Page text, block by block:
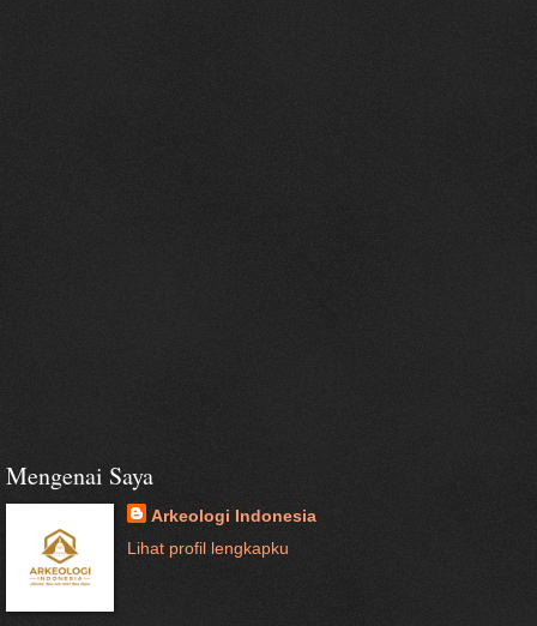
Mengenai Saya
Arkeologi Indonesia
Lihat profil lengkapku